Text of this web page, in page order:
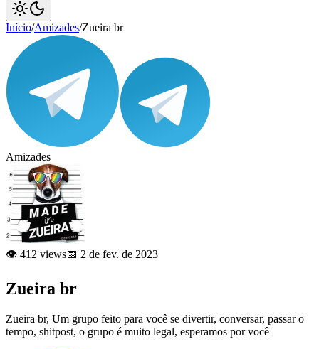
Início/Amizades/Zueira br
Amizades
👁️ 412 views📅 2 de fev. de 2023
Zueira br
Zueira br, Um grupo feito para você se divertir, conversar, passar o
tempo, shitpost, o grupo é muito legal, esperamos por você